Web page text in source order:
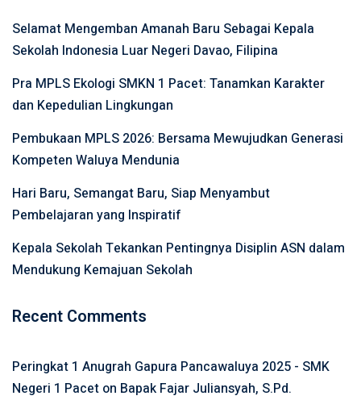
Selamat Mengemban Amanah Baru Sebagai Kepala
Sekolah Indonesia Luar Negeri Davao, Filipina
Pra MPLS Ekologi SMKN 1 Pacet: Tanamkan Karakter
dan Kepedulian Lingkungan
Pembukaan MPLS 2026: Bersama Mewujudkan Generasi
Kompeten Waluya Mendunia
Hari Baru, Semangat Baru, Siap Menyambut
Pembelajaran yang Inspiratif
Kepala Sekolah Tekankan Pentingnya Disiplin ASN dalam
Mendukung Kemajuan Sekolah
Recent Comments
Peringkat 1 Anugrah Gapura Pancawaluya 2025 - SMK
Negeri 1 Pacet on Bapak Fajar Juliansyah, S.Pd.